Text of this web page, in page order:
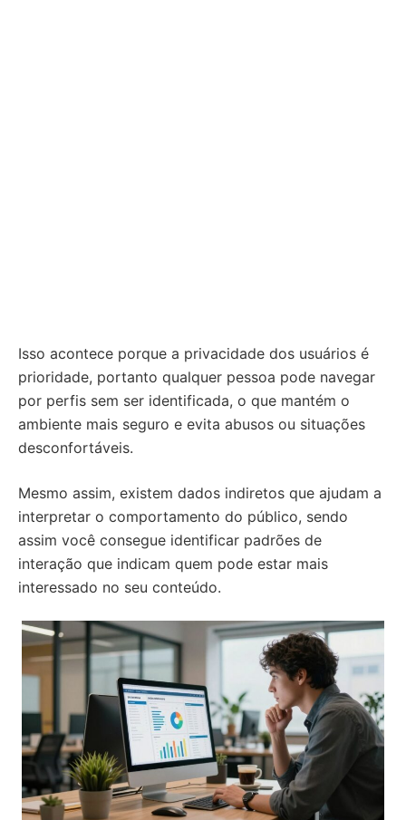
Isso acontece porque a privacidade dos usuários é
prioridade, portanto qualquer pessoa pode navegar
por perfis sem ser identificada, o que mantém o
ambiente mais seguro e evita abusos ou situações
desconfortáveis.
Mesmo assim, existem dados indiretos que ajudam a
interpretar o comportamento do público, sendo
assim você consegue identificar padrões de
interação que indicam quem pode estar mais
interessado no seu conteúdo.